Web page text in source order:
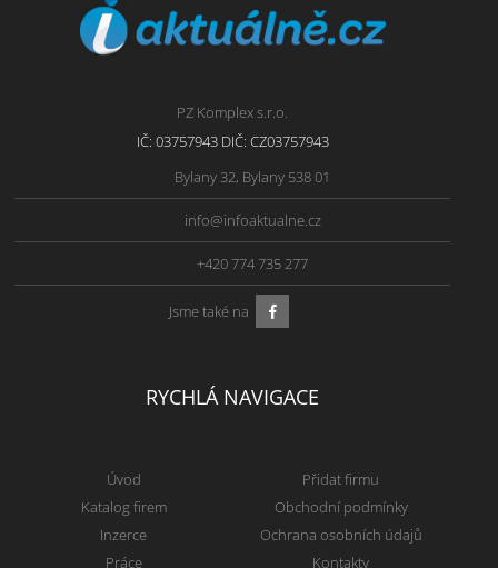
PZ Komplex s.r.o.
IČ: 03757943 DIČ: CZ03757943
Bylany 32, Bylany 538 01
info@infoaktualne.cz
+420 774 735 277
Jsme také na
RYCHLÁ NAVIGACE
Úvod
Katalog firem
Inzerce
Práce
Přidat firmu
Obchodní podmínky
Ochrana osobních údajů
Kontakty